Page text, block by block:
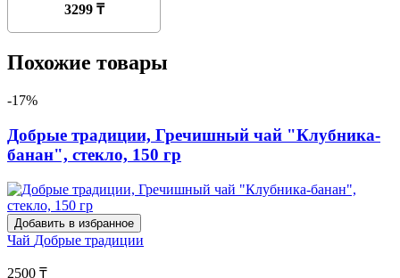
3299 ₸
Похожие товары
-17%
Добрые традиции, Гречишный чай "Клубника-
банан", стекло, 150 гр
Добавить в избранное
Чай Добрые традиции
2500 ₸